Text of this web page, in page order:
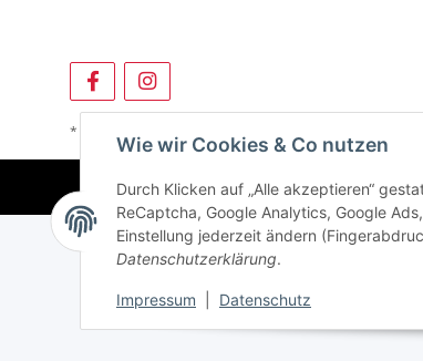
Wie wir Cookies & Co nutzen
Durch Klicken auf „Alle akzeptieren“
ReCaptcha, Google Analytics, Google
Einstellung jederzeit ändern
Datenschutzerklärung.
Impressum Datenschutz
* Alle Preise inkl. gesetzlicher USt., zzgl.